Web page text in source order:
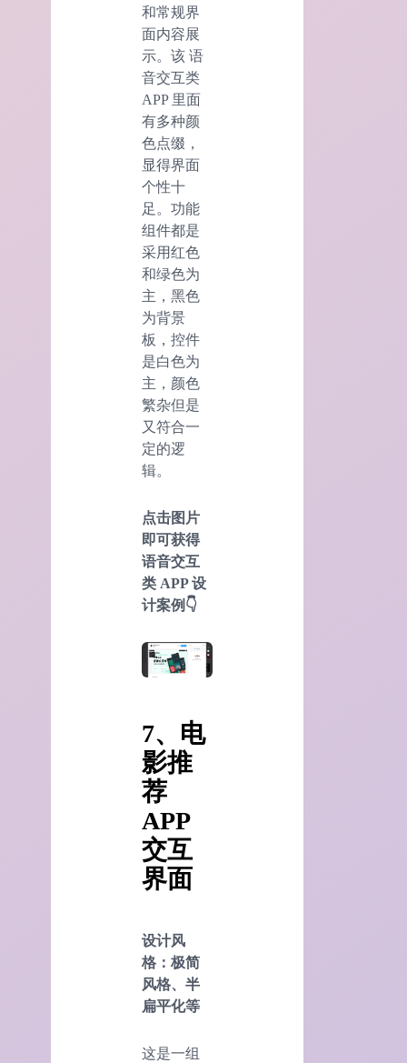
和常规界
面内容展
示。该 语
音交互类
APP 里面
有多种颜
色点缀，
显得界面
个性十
足。功能
组件都是
采用红色
和绿色为
主，黑色
为背景
板，控件
是白色为
主，颜色
繁杂但是
又符合一
定的逻
辑。
点击图片
即可获得
语音交互
类 APP 设
计案例👇
7、电
影推
荐
APP
交互
界面
设计风
格：极简
风格、半
扁平化等
这是一组